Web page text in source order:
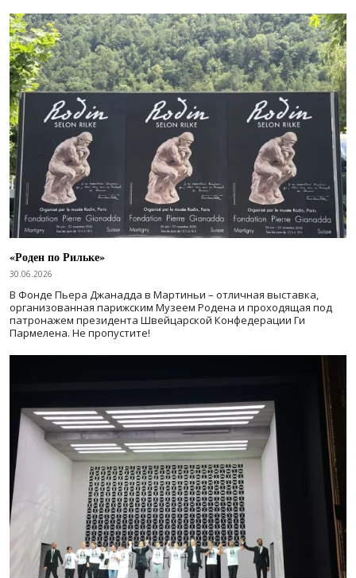
«Роден по Рильке»
30.06.2026
В Фонде Пьера Джанадда в Мартиньи – отличная выставка,
организованная парижским Музеем Родена и проходящая под
патронажем президента Швейцарской Конфедерации Ги
Пармелена. Не пропустите!